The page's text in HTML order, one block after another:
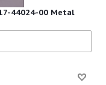
44024-00 Metal